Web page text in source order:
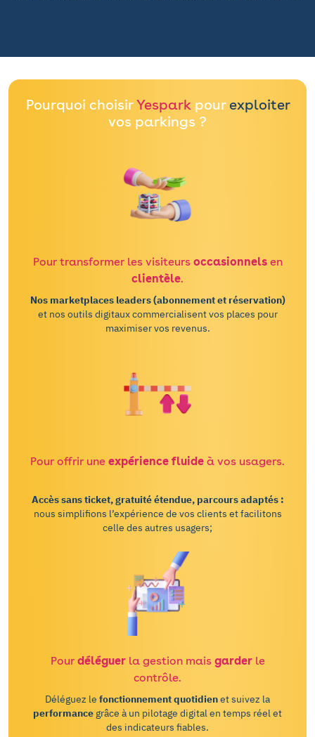
Pourquoi choisirYespark pour exploiter
vos parkings ?
Pour transformer les visiteurs occasionnelsen
clientèle.
Nos marketplaces leaders (abonnement et réservation)
et nos outils digitaux commercialisent vos places pour
maximiser vos revenus.
Pour offrir une expérience fluide à vos usagers.
Accès sans ticket, gratuité étendue, parcours adaptés :
nous simplifions l’expérience de vos clients et facilitons
celle des autres usagers;
Pour déléguerla gestion mais garderle
contrôle.
Déléguez le fonctionnement quotidienet suivez la
performance grâce à un pilotage digital en temps réel et
des indicateurs fiables.